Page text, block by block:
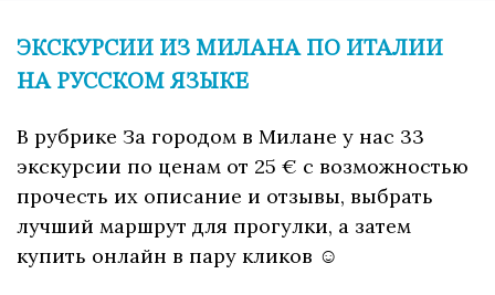
ЭКСКУРСИИ ИЗ МИЛАНА ПО ИТАЛИИ
НА РУССКОМ ЯЗЫКЕ
В рубрике За городом в Милане у нас 33
экскурсии по ценам от 25 € с возможностью
прочесть их описание и отзывы, выбрать
лучший маршрут для прогулки, а затем
купить онлайн в пару кликов ☺